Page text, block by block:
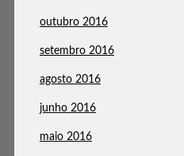
outubro 2016
setembro 2016
agosto 2016
junho 2016
maio 2016